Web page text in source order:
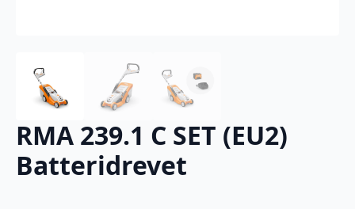
RMA 239.1 C SET (EU2)
Batteridrevet